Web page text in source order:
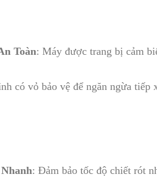
Toàn: Máy được trang bị cảm
có vỏ bảo vệ để ngăn ngừa tiếp
: Đảm bảo tốc độ chiết rót